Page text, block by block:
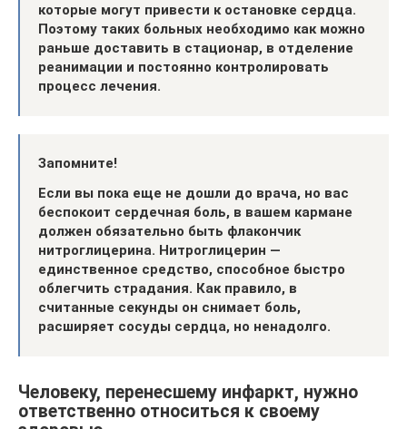
которые могут привести к остановке сердца.
Поэтому таких больных необходимо как можно
раньше доставить в стационар, в отделение
реанимации и постоянно контролировать
процесс лечения.
Запомните!
Если вы пока еще не дошли до врача, но вас
беспокоит сердечная боль, в вашем кармане
должен обязательно быть флакончик
нитроглицерина. Нитроглицерин —
единственное средство, способное быстро
облегчить страдания. Как правило, в
считанные секунды он снимает боль,
расширяет сосуды сердца, но ненадолго.
Человеку, перенесшему инфаркт, нужно
ответственно относиться к своему